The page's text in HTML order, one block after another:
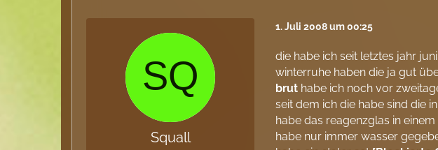
Squall
1. Juli 2008 um 00:25
die habe ich seit letztes jahr
winterruhe haben die ja gut
brut habe ich noch vor
seit dem ich die habe sind die
habe das reagenzglas in
habe nur immer wasser